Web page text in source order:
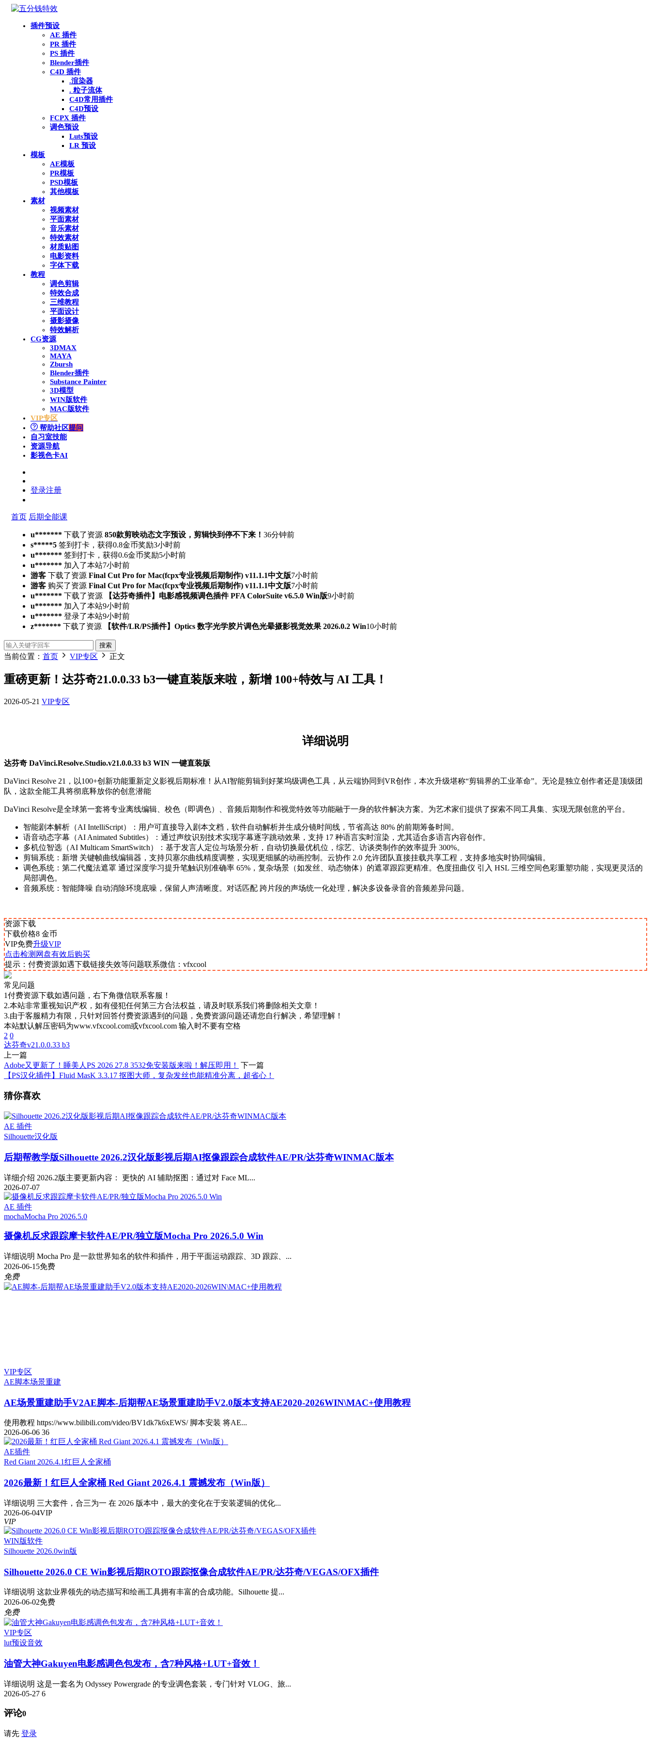
插件预设
AE 插件
PR 插件
PS 插件
Blender插件
C4D 插件
.渲染器
. 粒子流体
C4D常用插件
C4D预设
FCPX 插件
调色预设
Luts预设
LR 预设
模板
AE模板
PR模板
PSD模板
其他模板
素材
视频素材
平面素材
音乐素材
特效素材
材质贴图
电影资料
字体下载
教程
调色剪辑
特效合成
三维教程
平面设计
摄影摄像
特效解析
CG资源
3DMAX
MAYA
Zbursh
Blender插件
Substance Painter
3D模型
WIN版软件
MAC版软件
VIP专区
帮助社区提问
自习室技能
资源导航
影视色卡AI
登录注册
首页 后期全能课
u******* 下载了资源 850款剪映动态文字预设，剪辑快到停不下来！ 36分钟前
s*****5 签到打卡，获得0.8金币奖励3小时前
u******* 签到打卡，获得0.6金币奖励5小时前
u******* 加入了本站7小时前
游客 下载了资源 Final Cut Pro for Mac(fcpx专业视频后期制作) v11.1.1中文版7小时前
游客 购买了资源 Final Cut Pro for Mac(fcpx专业视频后期制作) v11.1.1中文版7小时前
u******* 下载了资源 【达芬奇插件】电影感视频调色插件 PFA ColorSuite v6.5.0 Win版9小时前
u******* 加入了本站9小时前
u******* 登录了本站9小时前
z******* 下载了资源 【软件/LR/PS插件】Optics 数字光学胶片调色光晕摄影视觉效果 2026.0.2 Win10小时前
搜索
当前位置： 首页 VIP专区 正文
重磅更新！达芬奇21.0.0.33 b3一键直装版来啦，新增 100+特效与 AI 工具！
2026-05-21 VIP专区
详细说明
达芬奇 DaVinci.Resolve.Studio.v21.0.0.33 b3 WIN 一键直装版
DaVinci Resolve 21，以100+创新功能重新定义影视后期标准！从AI智能剪辑到好莱坞级调色工具，从云端协同到VR创作，本次升级堪称“剪辑界的工业革命”。无论是独立创作者还是顶级团
队，这款全能工具将彻底释放你的创意潜能
DaVinci Resolve是全球第一套将专业离线编辑、校色（即调色）、音频后期制作和视觉特效等功能融于一身的软件解决方案。为艺术家们提供了探索不同工具集、实现无限创意的平台。
智能剧本解析（AI IntelliScript）：用户可直接导入剧本文档，软件自动解析并生成分镜时间线，节省高达 80% 的前期筹备时间。
语音动态字幕（AI Animated Subtitles）：通过声纹识别技术实现字幕逐字跳动效果，支持 17 种语言实时渲染，尤其适合多语言内容创作。
多机位智选（AI Multicam SmartSwitch）：基于发言人定位与场景分析，自动切换最优机位，综艺、访谈类制作的效率提升 300%。
剪辑系统：新增 关键帧曲线编辑器，支持贝塞尔曲线精度调整，实现更细腻的动画控制。云协作 2.0 允许团队直接挂载共享工程，支持多地实时协同编辑。
调色系统：第二代魔法遮罩 通过深度学习提升笔触识别准确率 65%，复杂场景（如发丝、动态物体）的遮罩跟踪更精准。色度扭曲仪 引入 HSL 三维空间色彩重塑功能，实现更灵活的
局部调色。
音频系统：智能降噪 自动消除环境底噪，保留人声清晰度。对话匹配 跨片段的声场统一化处理，解决多设备录音的音频差异问题。
资源下载
下载价格8 金币
VIP免费升级VIP
点击检测网盘有效后购买
提示：付费资源如遇下载链接失效等问题联系微信：vfxcool
常见问题
1付费资源下载如遇问题，右下角微信联系客服！
2.本站非常重视知识产权，如有侵犯任何第三方合法权益，请及时联系我们将删除相关文章！
3.由于客服精力有限，只针对回答付费资源遇到的问题，免费资源问题还请您自行解决，希望理解！
本站默认解压密码为www.vfxcool.com或vfxcool.com 输入时不要有空格
2 0
达芬奇v21.0.0.33 b3
上一篇
Adobe又更新了！睡美人PS 2026 27.8 3532免安装版来啦！解压即用！
下一篇
【PS汉化插件】Fluid MasK 3.3.17 抠图大师，复杂发丝也能精准分离，超省心！
猜你喜欢
AE 插件
Silhouette汉化版
后期帮教学版Silhouette 2026.2汉化版影视后期AI抠像跟踪合成软件AE/PR/达芬奇WINMAC版本
详细介绍 2026.2版主要更新内容： 更快的 AI 辅助抠图：通过对 Face ML...
2026-07-07
AE 插件
mochaMocha Pro 2026.5.0
摄像机反求跟踪摩卡软件AE/PR/独立版Mocha Pro 2026.5.0 Win
详细说明 Mocha Pro 是一款世界知名的软件和插件，用于平面运动跟踪、3D 跟踪、...
2026-06-15免费
免费
VIP专区
AE脚本场景重建
AE场景重建助手V2AE脚本-后期帮AE场景重建助手V2.0版本支持AE2020-2026WIN\MAC+使用教程
使用教程 https://www.bilibili.com/video/BV1dk7k6xEWS/ 脚本安装 将AE...
2026-06-06 36
AE插件
Red Giant 2026.4.1红巨人全家桶
2026最新！红巨人全家桶 Red Giant 2026.4.1 震撼发布（Win版）
详细说明 三大套件，合三为一 在 2026 版本中，最大的变化在于安装逻辑的优化...
2026-06-04VIP
VIP
WIN版软件
Silhouette 2026.0win版
Silhouette 2026.0 CE Win影视后期ROTO跟踪抠像合成软件AE/PR/达芬奇/VEGAS/OFX插件
详细说明 这款业界领先的动态描写和绘画工具拥有丰富的合成功能。Silhouette 提...
2026-06-02免费
免费
VIP专区
lut预设音效
油管大神Gakuyen电影感调色包发布，含7种风格+LUT+音效！
详细说明 这是一套名为 Odyssey Powergrade 的专业调色套装，专门针对 VLOG、旅...
2026-05-27 6
评论0
请先 登录